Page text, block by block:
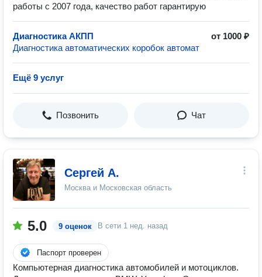
работы с 2007 года, качество работ гарантирую
Диагностика АКПП
от 1000 ₽
Диагностика автоматических коробок автомат
Ещё 9 услуг
Позвонить Чат
Сергей А.
Москва и Московская область
5.0 9 оценок В сети 1 нед. назад
Паспорт проверен
Компьютерная диагностика автомобилей и мотоциклов.